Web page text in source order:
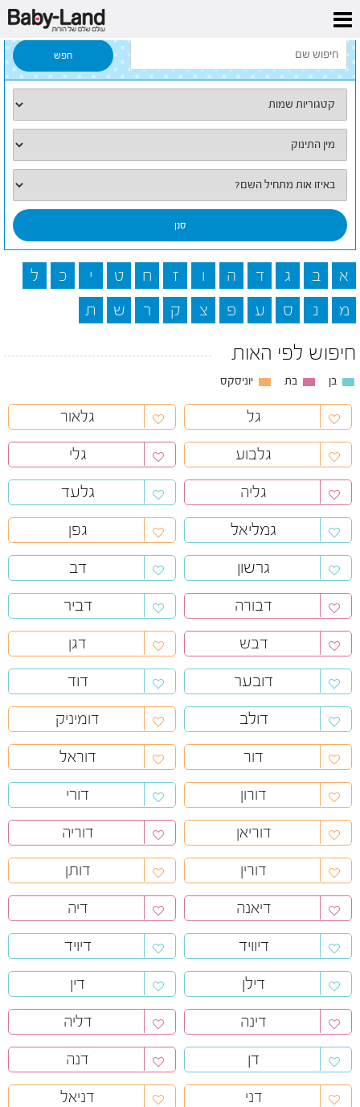
דף הבית
א ב ג ד ה ו ז ח ט י כ
ל
מ
נ ס ע פ צ ק ר ש ת
חיפוש לפי האות
בן בת יוניסקס
גל גלאור
גלבוע גלי
גליה גלעד
גמליאל גפן
גרשון דב
דבורה דביר
דבש דגן
דובער דוד
דולב דומיניק
דור דוראל
דורון דורי
דוריאן דוריה
דורין דותן
דיאנה דיה
דיוויד דיויד
דילן דין
דינה דליה
דן דנה
דני דניאל